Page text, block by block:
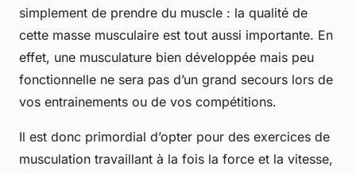
simplement de prendre du muscle : la qualité de
cette masse musculaire est tout aussi importante. En
effet, une musculature bien développée mais peu
fonctionnelle ne sera pas d’un grand secours lors de
vos entrainements ou de vos compétitions.
Il est donc primordial d’opter pour des exercices de
musculation travaillant à la fois la force et la vitesse,